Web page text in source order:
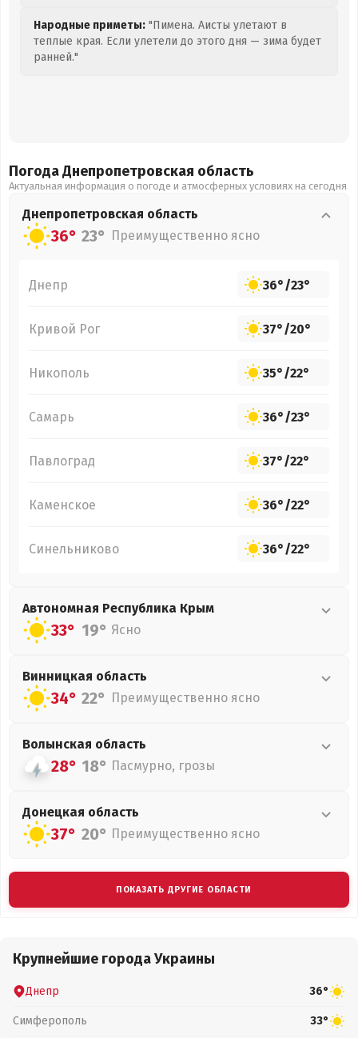
Народные приметы: "Пимена. Аисты улетают в
теплые края. Если улетели до этого дня — зима будет
ранней."
Погода Днепропетровская область
Актуальная информация о погоде и атмосферных условиях на сегодня
Днепропетровская область
36° 23° Преимущественно ясно
Днепр 36°/23°
Кривой Рог 37°/20°
Никополь 35°/22°
Самарь 36°/23°
Павлоград 37°/22°
Каменское 36°/22°
Синельниково 36°/22°
Автономная Республика Крым
33° 19° Ясно
Винницкая область
34° 22° Преимущественно ясно
Волынская область
28° 18° Пасмурно, грозы
Донецкая область
37° 20° Преимущественно ясно
ПОКАЗАТЬ ДРУГИЕ ОБЛАСТИ
Крупнейшие города Украины
Днепр 36°
Симферополь 33°